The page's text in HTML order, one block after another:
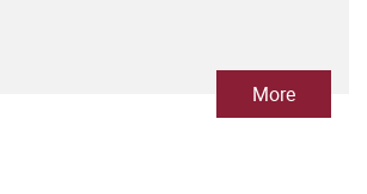
More